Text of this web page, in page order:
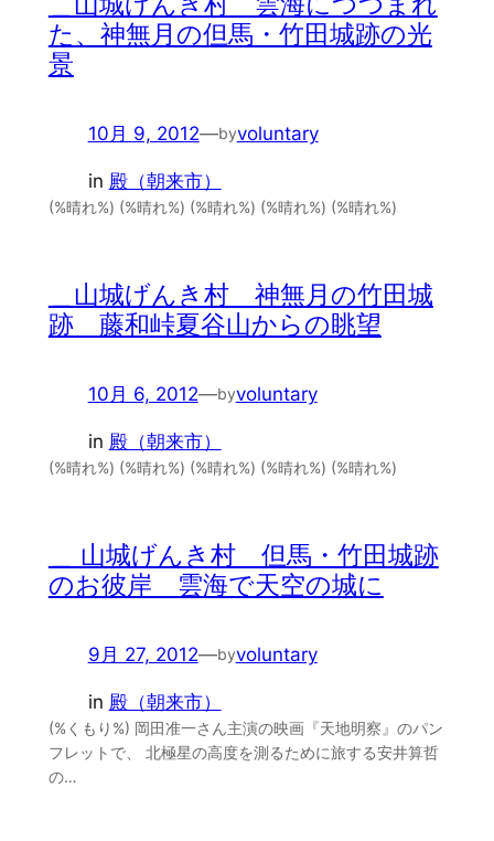
た、神無月の但馬・竹田城跡の光
景
10月 9, 2012—byvoluntary
in 殿（朝来市）
(%晴れ%) (%晴れ%) (%晴れ%) (%晴れ%) (%晴れ%)
＿山城げんき村 神無月の竹田城
跡 藤和峠夏谷山からの眺望
10月 6, 2012—byvoluntary
in 殿（朝来市）
(%晴れ%) (%晴れ%) (%晴れ%) (%晴れ%) (%晴れ%)
＿ 山城げんき村 但馬・竹田城跡
のお彼岸 雲海で天空の城に
9月 27, 2012—byvoluntary
in 殿（朝来市）
(%くもり%) 岡田准一さん主演の映画『天地明察』のパン
フレットで、 北極星の高度を測るために旅する安井算哲
の…